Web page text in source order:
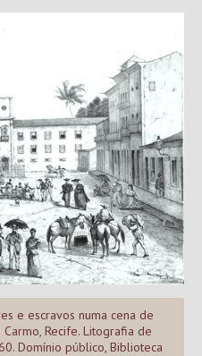
e escravos numa cena de
Recife. Litografia de
Domínio público, Biblioteca